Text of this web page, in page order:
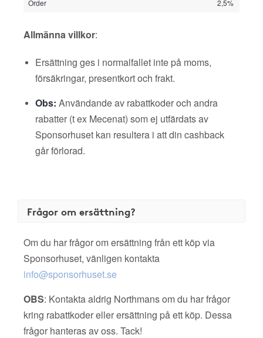
Order 2,5%
Allmänna villkor:
Ersättning ges i normalfallet inte på moms,
försäkringar, presentkort och frakt.
Obs: Användande av rabattkoder och andra
rabatter (t ex Mecenat) som ej utfärdats av
Sponsorhuset kan resultera i att din cashback
går förlorad.
Frågor om ersättning?
Om du har frågor om ersättning från ett köp via
Sponsorhuset, vänligen kontakta
info@sponsorhuset.se
OBS: Kontakta aldrig Northmans om du har frågor
kring rabattkoder eller ersättning på ett köp. Dessa
frågor hanteras av oss. Tack!